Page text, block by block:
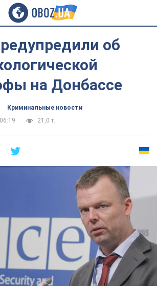
об
на Донбассе
Криминальные новости
21,0 т.